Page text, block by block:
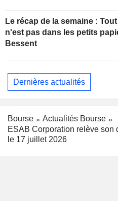
Le récap de la semaine :
n'est pas dans les petits
Bessent
Dernières actualités
Bourse
Actualités Bourse
ESAB Corporation relève
le 17 juillet 2026